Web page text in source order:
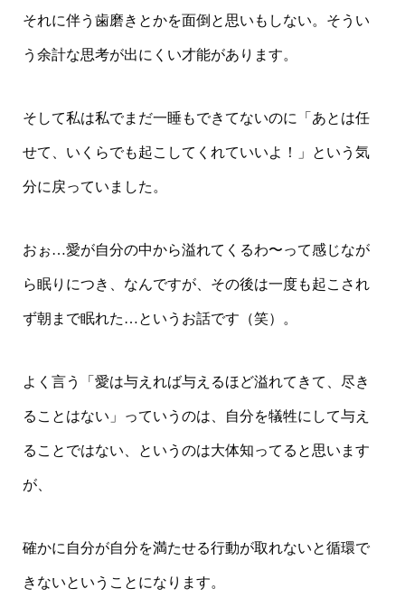
それに伴う歯磨きとかを面倒と思いもしない。そうい
う余計な思考が出にくい才能があります。
そして私は私でまだ一睡もできてないのに「あとは任
せて、いくらでも起こしてくれていいよ！」という気
分に戻っていました。
おぉ…愛が自分の中から溢れてくるわ〜って感じなが
ら眠りにつき、なんですが、その後は一度も起こされ
ず朝まで眠れた…というお話です（笑）。
よく言う「愛は与えれば与えるほど溢れてきて、尽き
ることはない」っていうのは、自分を犠牲にして与え
ることではない、というのは大体知ってると思います
が、
確かに自分が自分を満たせる行動が取れないと循環で
きないということになります。